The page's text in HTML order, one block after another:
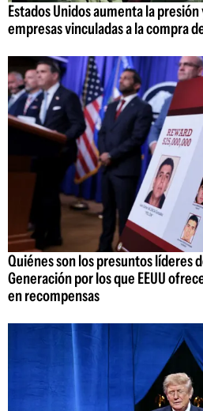
Estados Unidos aumenta la
empresas vinculadas a la compra
Quiénes son los presuntos líderes
Generación por los que EEUU
en recompensas